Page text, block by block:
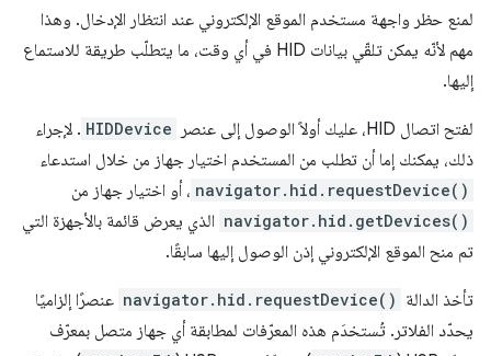
لمنع حظر واجهة مستخدم الموقع الإلكتروني عند انتظار الإدخال. وهذا
مهم لأنّه يمكن تلقّي بيانات HID في أي وقت، ما يتطلّب طريقة للاستماع
إليها.
لفتح اتصال HID، عليك أولاً الوصول إلى عنصر HIDDevice . لإجراء
ذلك، يمكنك إما أن تطلب من المستخدم اختيار جهاز من خلال استدعاء
navigator.hid.requestDevice() ، أو اختيار جهاز من
navigator.hid.getDevices() الذي يعرض قائمة بالأجهزة التي
تم منح الموقع الإلكتروني إذن الوصول إليها سابقًا.
تأخذ الدالة navigator.hid.requestDevice() عنصرًا إلزاميًا
يحدّد الفلاتر. تُستخدَم هذه المعرّفات لمطابقة أي جهاز متصل بمعرّف